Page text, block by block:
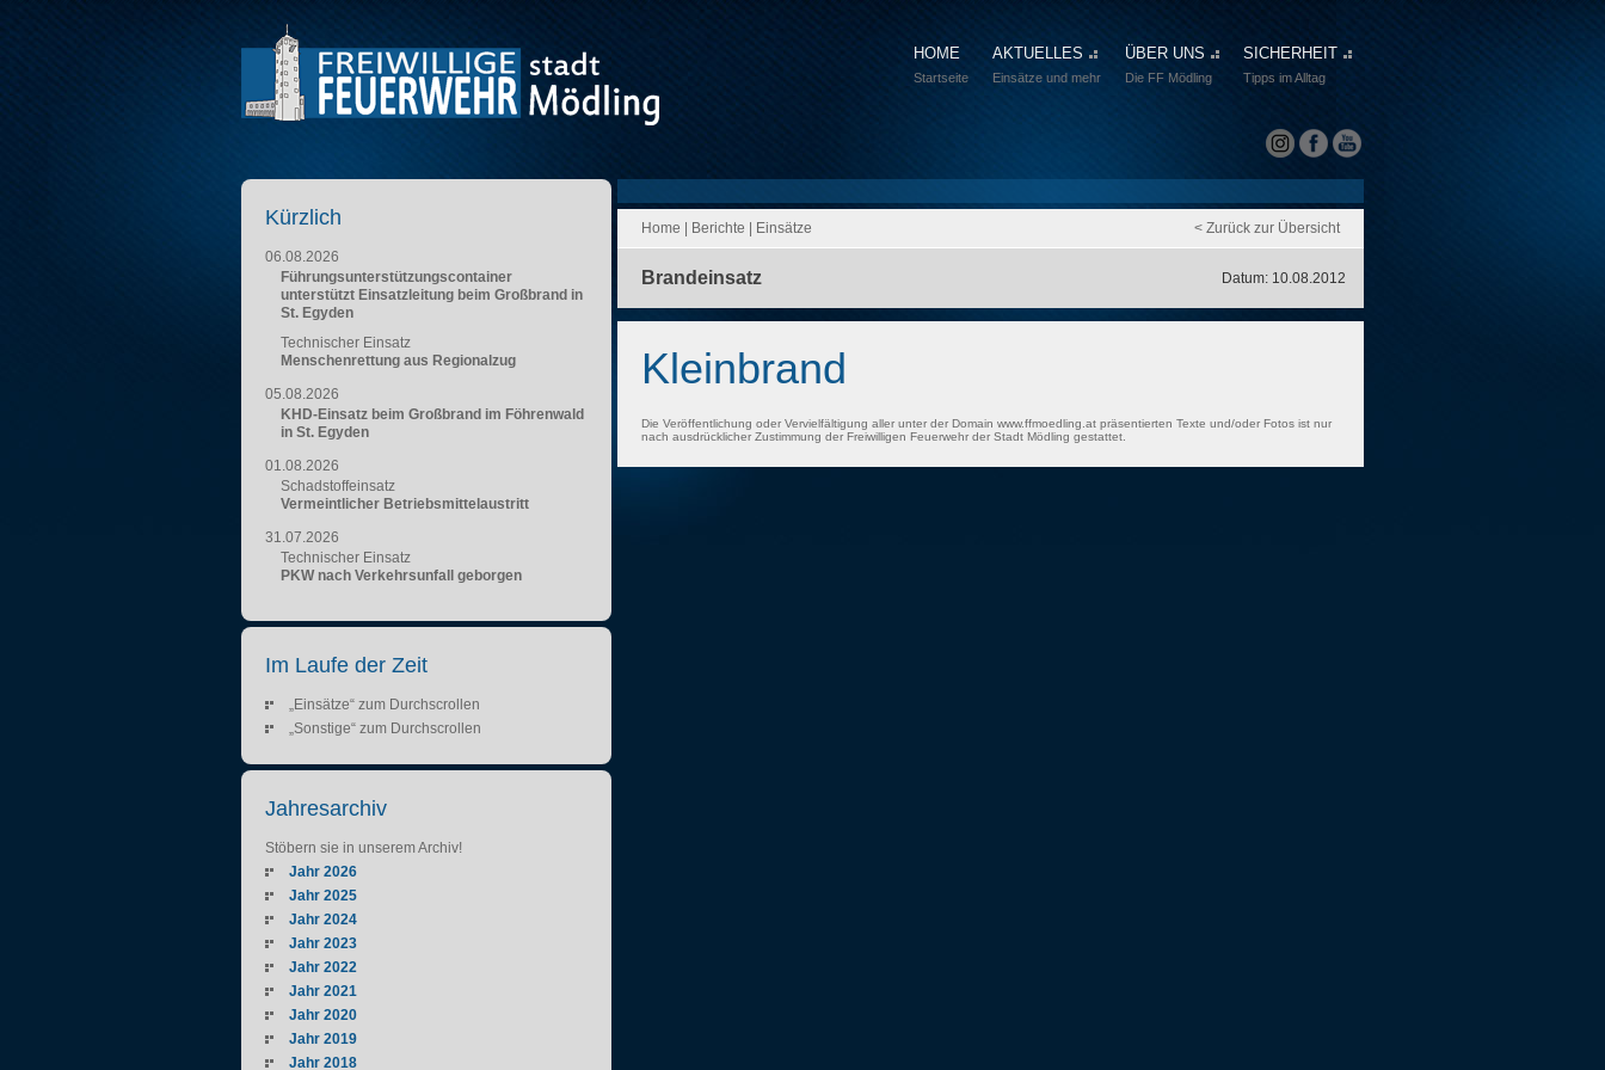
HOME
Startseite
AKTUELLES
Einsätze und mehr
ÜBER UNS
Die FF Mödling
SICHERHEIT
Tipps im Alltag
Home Berichte Einsätze < Zurück zur Übersicht
Brandeinsatz Datum: 10.08.2012
Kleinbrand
Die Veröffentlichung oder Vervielfältigung aller unter der Domain www.ffmoedling.at präsentierten Texte und/oder Fotos ist nur
nach ausdrücklicher Zustimmung der Freiwilligen Feuerwehr der Stadt Mödling gestattet.
Kürzlich
06.08.2026
Führungsunterstützungscontainer
unterstützt Einsatzleitung beim Großbrand in
St. Egyden
Technischer Einsatz
Menschenrettung aus Regionalzug
05.08.2026
KHD-Einsatz beim Großbrand im Föhrenwald
in St. Egyden
01.08.2026
Schadstoffeinsatz
Vermeintlicher Betriebsmittelaustritt
31.07.2026
Technischer Einsatz
PKW nach Verkehrsunfall geborgen
Im Laufe der Zeit
„Einsätze“ zum Durchscrollen
„Sonstige“ zum Durchscrollen
Jahresarchiv
Stöbern sie in unserem Archiv!
Jahr 2026
Jahr 2025
Jahr 2024
Jahr 2023
Jahr 2022
Jahr 2021
Jahr 2020
Jahr 2019
Jahr 2018